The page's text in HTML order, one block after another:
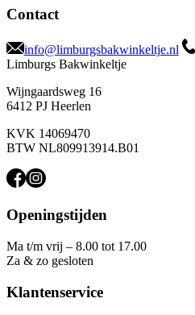
Contact
info@limburgsbakwinkeltje.nl
Limburgs Bakwinkeltje
Wijngaardsweg 16
6412 PJ Heerlen
KVK 14069470
BTW NL809913914.B01
Openingstijden
Ma t/m vrij – 8.00 tot 17.00
Za & zo gesloten
Klantenservice